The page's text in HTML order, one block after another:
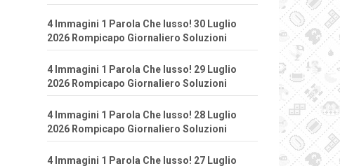
4 Immagini 1 Parola Che lusso! 30 Luglio
2026 Rompicapo Giornaliero Soluzioni
4 Immagini 1 Parola Che lusso! 29 Luglio
2026 Rompicapo Giornaliero Soluzioni
4 Immagini 1 Parola Che lusso! 28 Luglio
2026 Rompicapo Giornaliero Soluzioni
4 Immagini 1 Parola Che lusso! 27 Luglio